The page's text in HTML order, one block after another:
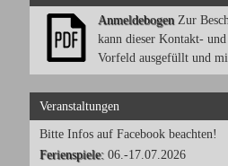
AnmeldebogenZur
kann dieser Kontakt-
Vorfeld ausgefüllt und
Veranstaltungen
Bitte Infos auf Facebook beachten!
Ferienspiele:06.-17.07.2026